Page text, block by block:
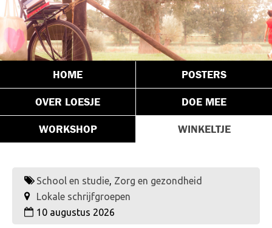
HOME POSTERS
OVER LOESJE DOE MEE
WORKSHOP WINKELTJE
School en studie, Zorg en gezondheid
Lokale schrijfgroepen
10 augustus 2026